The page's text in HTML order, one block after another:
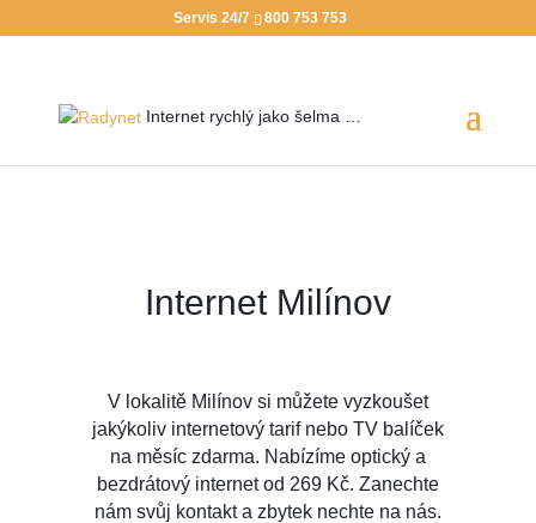
Servis 24/7 800 753 753
Internet rychlý jako šelma …
Internet Milínov
V lokalitě Milínov si můžete vyzkoušet
jakýkoliv internetový tarif nebo TV balíček
na měsíc zdarma. Nabízíme optický a
bezdrátový internet od 269 Kč. Zanechte
nám svůj kontakt a zbytek nechte na nás.